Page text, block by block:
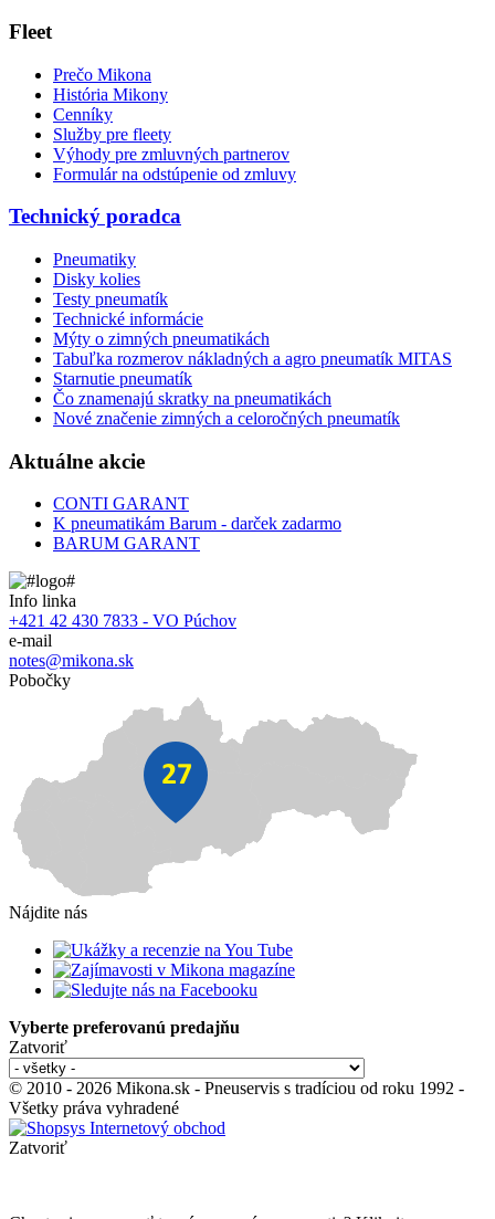
Fleet
Prečo Mikona
História Mikony
Cenníky
Služby pre fleety
Výhody pre zmluvných partnerov
Formulár na odstúpenie od zmluvy
Technický poradca
Pneumatiky
Disky kolies
Testy pneumatík
Technické informácie
Mýty o zimných pneumatikách
Tabuľka rozmerov nákladných a agro pneumatík MITAS
Starnutie pneumatík
Čo znamenajú skratky na pneumatikách
Nové značenie zimných a celoročných pneumatík
Aktuálne akcie
CONTI GARANT
K pneumatikám Barum - darček zadarmo
BARUM GARANT
Info linka
+421 42 430 7833 - VO Púchov
e-mail
notes@mikona.sk
Pobočky
Nájdite nás
Vyberte preferovanú predajňu
Zatvoriť
© 2010 - 2026 Mikona.sk - Pneuservis s tradíciou od roku 1992 -
Všetky práva vyhradené
Zatvoriť